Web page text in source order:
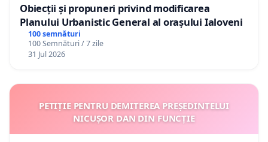
Obiecții și propuneri privind modificarea
Planului Urbanistic General al orașului Ialoveni
100 semnături
100 Semnături / 7 zile
31 Jul 2026
PETIȚIE PENTRU DEMITEREA PREȘEDINTELUI
NICUȘOR DAN DIN FUNCȚIE